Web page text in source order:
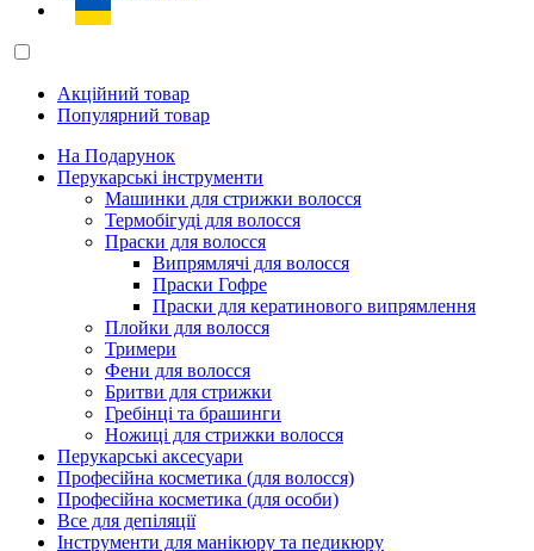
Акційний товар
Популярний товар
На Подарунок
Перукарські інструменти
Машинки для стрижки волосся
Термобігуді для волосся
Праски для волосся
Випрямлячі для волосся
Праски Гофре
Праски для кератинового випрямлення
Плойки для волосся
Тримери
Фени для волосся
Бритви для стрижки
Гребінці та брашинги
Ножиці для стрижки волосся
Перукарські аксесуари
Професійна косметика (для волосся)
Професійна косметика (для особи)
Все для депіляції
Інструменти для манікюру та педикюру